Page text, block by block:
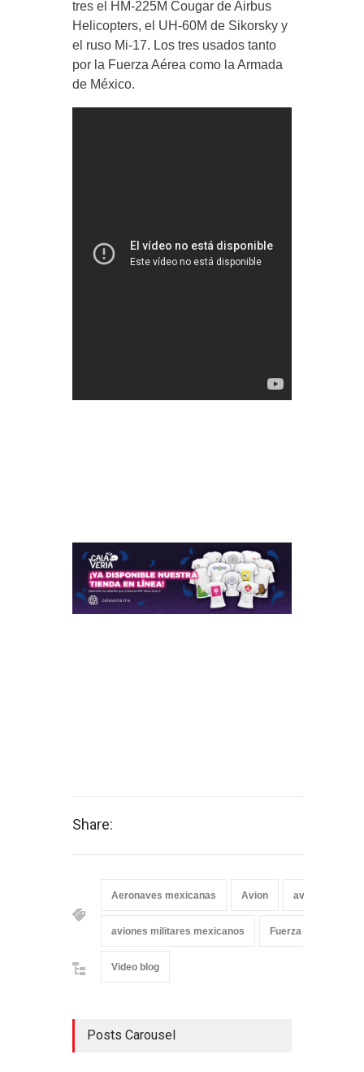
tres el HM-225M Cougar de Airbus
Helicopters, el UH-60M de Sikorsky y
el ruso Mi-17. Los tres usados tanto
por la Fuerza Aérea como la Armada
de México.
Share:
Aeronaves mexicanas Avion aviones
aviones militares mexicanos Fuerza Aérea
Video blog
Posts Carousel